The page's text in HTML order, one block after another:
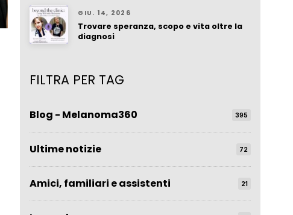
GIU. 14, 2026
Trovare speranza, scopo e vita oltre la
diagnosi
FILTRA PER TAG
Blog - Melanoma360 395
Ultime notizie 72
Amici, familiari e assistenti 21